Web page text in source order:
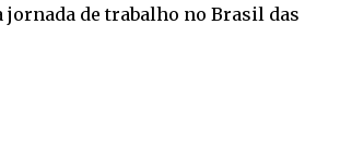
jornada de trabalho no Brasil das